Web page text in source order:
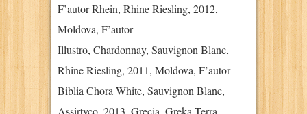
F’autor Rhein, Rhine Riesling, 2012,
Moldova, F’autor
Illustro, Chardonnay, Sauvignon Blanc,
Rhine Riesling, 2011, Moldova, F’autor
Biblia Chora White, Sauvignon Blanc,
Assirtyco, 2013, Grecia, Greka Terra